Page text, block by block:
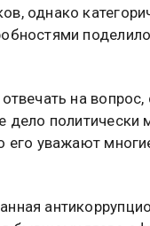
однако
на
дело
его уважают